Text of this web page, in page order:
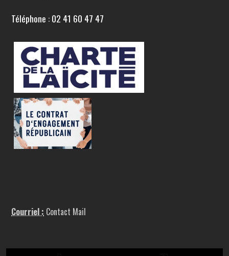
Téléphone : 02 41 60 47 47
Courriel : Contact Mail